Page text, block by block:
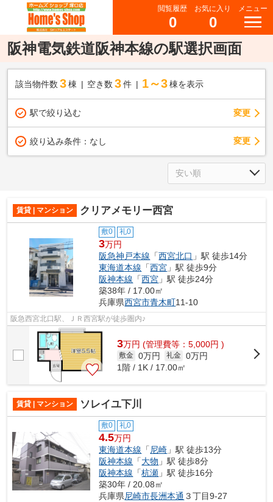
閲覧履歴
0
お気に入り
0
メニュー
阪神電気鉄道阪神本線の駅選択画面
該当物件数 3棟 空き数 3 件 1～3 棟を表示
駅で絞り込む 変更
絞り込み条件： なし 変更
賃貸 | マンション クリアメモリー西宮
敷0 礼0
3万円
阪急神戸本線 「西宮北口 」駅 徒歩14分
東海道本線 「西宮 」駅 徒歩9分
阪神本線 「西宮 」駅 徒歩24分
築38年 / 17.00㎡
兵庫県西宮市青木町11-10
阪急西宮北口駅、ＪＲ西宮駅が徒歩圏内♪
3万円 (管理費等：5,000円 )
敷金 0万円 礼金 0万円
1階 / 1K / 17.00㎡
賃貸 | マンション ソレイユ下川
敷0 礼0
4.5万円
東海道本線 「 尼崎 」駅 徒歩13分
阪神本線 「大物 」駅 徒歩8分
阪神本線 「杭瀬 」駅 徒歩16分
築30年 / 20.08㎡
兵庫県尼崎市長洲本通 ３丁目9-27